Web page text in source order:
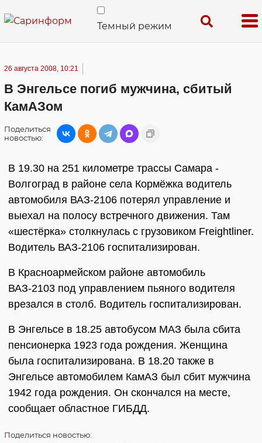
Темный режим
26 августа 2008, 10:21
В Энгельсе погиб мужчина, сбитый
КамАЗом
Поделиться
новостью:
В 19.30 на 251 километре трассы Самара -
Волгоград в районе села Кормёжка водитель
автомобиля ВАЗ-2106 потерял управление и
выехал на полосу встречного движения. Там
«шестёрка» столкнулась с грузовиком Freightliner.
Водитель ВАЗ-2106 госпитализирован.
В Красноармейском районе автомобиль
ВАЗ-2103 под управлением пьяного водителя
врезался в столб. Водитель госпитализирован.
В Энгельсе в 18.25 автобусом МАЗ была сбита
пенсионерка 1923 года рождения. Женщина
была госпитализирована. В 18.20 также в
Энгельсе автомобилем КамАЗ был сбит мужчина
1942 года рождения. Он скончался на месте,
сообщает областное ГИБДД.
Поделиться новостью: